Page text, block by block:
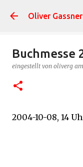
Oliver
Buchmesse
eingestellt von oliverg am
2004-10-08, 14